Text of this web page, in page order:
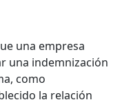
una empresa
una indemnización
como
la relación